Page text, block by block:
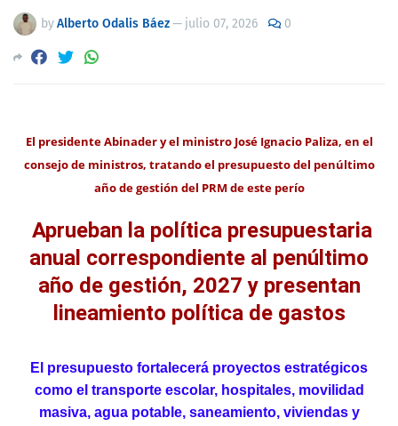
byAlberto Odalis Báez— julio 07, 2026 0
El presidente Abinader y el ministro José Ignacio Paliza, en el
consejo de ministros, tratando el presupuesto del penúltimo
año de gestión del PRM de este perío
Aprueban la política presupuestaria
anual correspondiente al penúltimo
año de gestión, 2027 y presentan
lineamiento política de gastos
El presupuesto fortalecerá proyectos estratégicos
como el transporte escolar, hospitales, movilidad
masiva, agua potable, saneamiento, viviendas y